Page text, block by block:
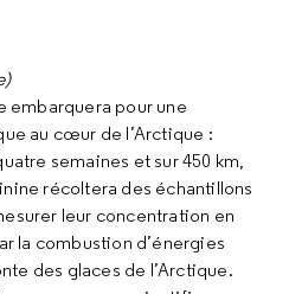
embarquera pour une
au cœur de l’Arctique :
semaines et sur 450 km,
récoltera des échantillons
leur concentration en
la combustion d’énergies
des glaces de l’Arctique.